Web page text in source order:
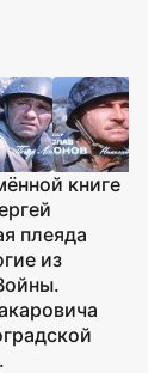
книге
плеяда
из